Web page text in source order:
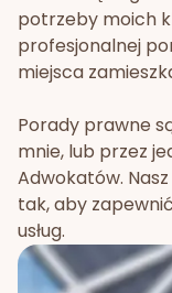
potrzeby moich
profesjonalnej
miejsca
Porady prawne
mnie, lub przez
Adwokatów.
tak, aby
usług.